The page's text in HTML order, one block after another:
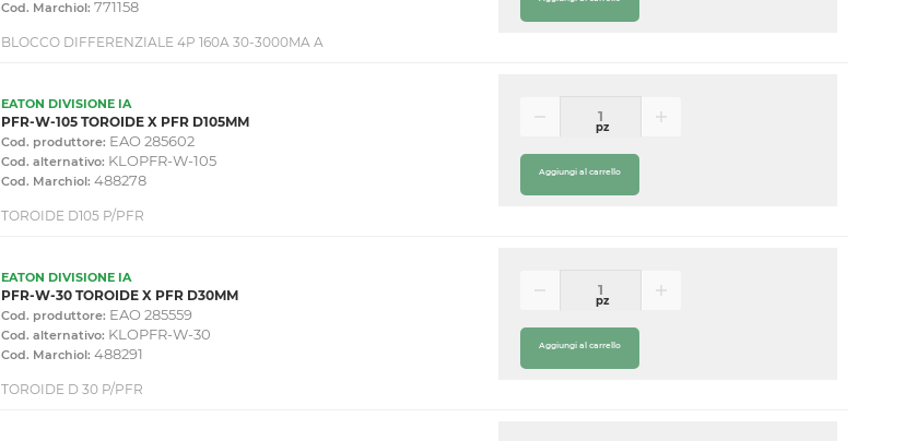
Cod. Marchiol: 771158
BLOCCO DIFFERENZIALE 4P 160A 30-3000MA A
EATON DIVISIONE IA
PFR-W-105 TOROIDE X PFR D105MM
Cod. produttore: EAO 285602
Cod. alternativo: KLOPFR-W-105
Cod. Marchiol: 488278
TOROIDE D105 P/PFR
pz
Aggiungi al carrello
EATON DIVISIONE IA
PFR-W-30 TOROIDE X PFR D30MM
Cod. produttore: EAO 285559
Cod. alternativo: KLOPFR-W-30
Cod. Marchiol: 488291
TOROIDE D 30 P/PFR
pz
Aggiungi al carrello